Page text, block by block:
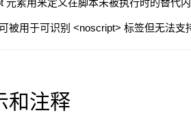
元素用来定义在脚本未被执行时的替代内
被用于可识别 <noscript> 标签但无法支
和注释